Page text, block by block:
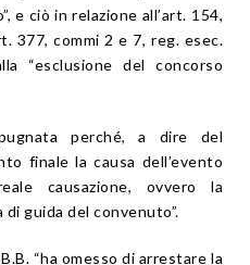
e ciò in relazione all’art. 154,
377, commi 2 e 7, reg. esec.
“esclusione del concorso
perché, a dire del
finale la causa dell’evento
causazione, ovvero la
guida del convenuto”.
“ha omesso di arrestare la